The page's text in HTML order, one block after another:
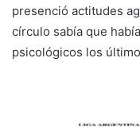
presenció actitudes
círculo sabía que
psicológicos los